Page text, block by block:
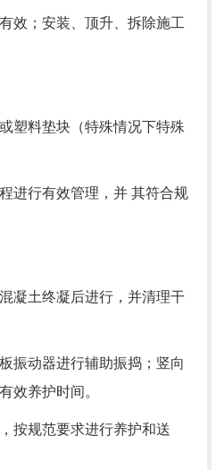
效；安装、顶升、拆除施工
塑料垫块（特殊情况下特殊
进行有效管理，并 其符合规
凝土终凝后进行，并清理干
振动器进行辅助振捣；竖向
效养护时间。
按规范要求进行养护和送